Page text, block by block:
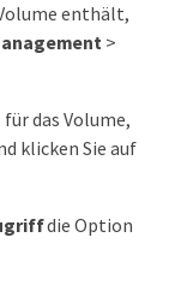
enthält,
>
das Volume,
klicken Sie auf
die Option